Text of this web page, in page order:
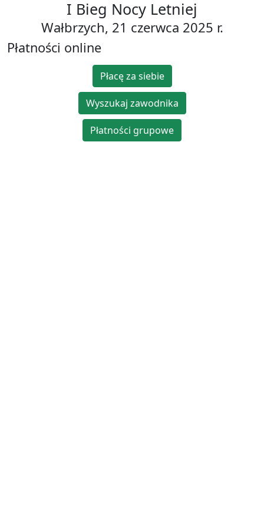
I Bieg Nocy Letniej
Wałbrzych, 21 czerwca 2025 r.
Płatności online